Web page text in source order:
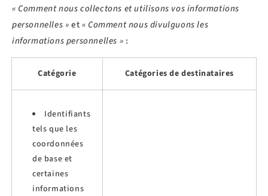
« Comment nous collectons et utilisons vos informations
personnelles »et« Comment nous divulguons les
informations personnelles » :
Catégorie Catégories de destinataires
Identifiants
tels que les
coordonnées
de base et
certaines
informations